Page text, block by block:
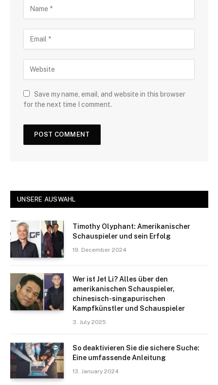
Save my name, email, and website in this browser
for the next time I comment.
UNSERE AUSWAHL
Timothy Olyphant: Amerikanischer
Schauspieler und sein Erfolg
19. December 2024
Wer ist Jet Li? Alles über den
amerikanischen Schauspieler,
chinesisch-singapurischen
Kampfkünstler und Schauspieler
3. July 2025
So deaktivieren Sie die sichere Suche:
Eine umfassende Anleitung
13. January 2024